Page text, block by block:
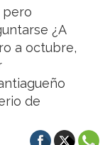
pero
¿A
a octubre,
de